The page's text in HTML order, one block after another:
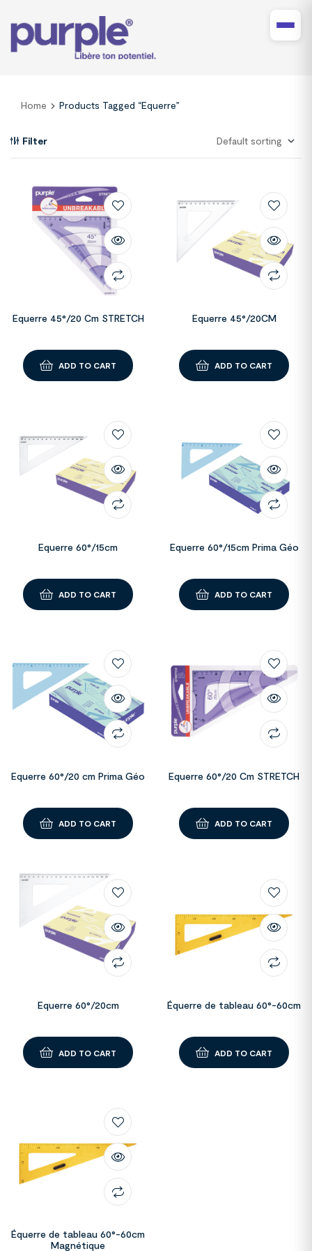
Home Products Tagged “Equerre”
Filter
Equerre 45°/20 Cm STRETCH
ADD TO CART
Equerre 45°/20CM
ADD TO CART
Equerre 60°/15cm
ADD TO CART
Equerre 60°/15cm Prima Géo
ADD TO CART
Equerre 60°/20 cm Prima Géo
ADD TO CART
Equerre 60°/20 Cm STRETCH
ADD TO CART
Equerre 60°/20cm
ADD TO CART
Équerre de tableau 60°-60cm
ADD TO CART
Équerre de tableau 60°-60cm
Magnétique